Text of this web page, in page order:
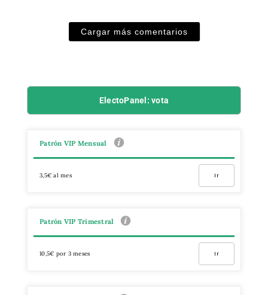
Cargar más comentarios
ElectoPanel: vota
Patrón VIP Mensual
3,5€ al mes Ir
Patrón VIP Trimestral
10,5€ por 3 meses Ir